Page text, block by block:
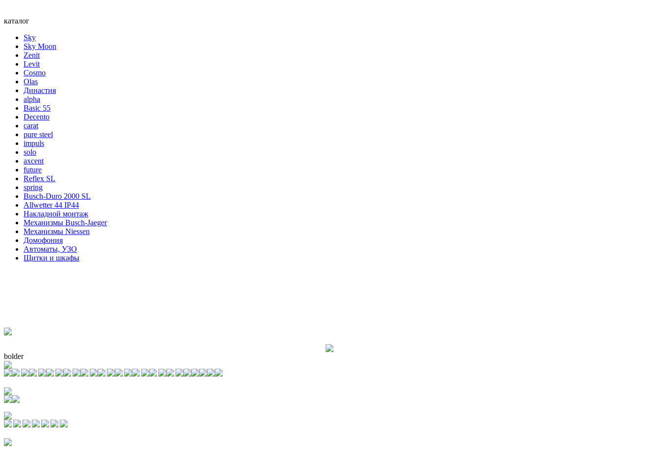
каталог
Sky
Sky Moon
Zenit
Levit
Cosmo
Olas
Династия
alpha
Basic 55
Decento
carat
pure steel
impuls
solo
axcent
future
Reflex SL
spring
Busch-Duro 2000 SL
Allwetter 44 IP44
Накладной монтаж
Механизмы Busch-Jaeger
Механизмы Niessen
Домофония
Автоматы, УЗО
Щитки и шкафы
bolder